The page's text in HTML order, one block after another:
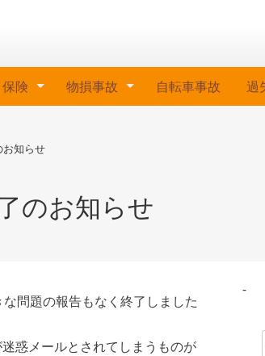
保険 物損事故 自転車事故 過
お知らせ
のお知らせ
問題の報告もなく終了しました
惑メールとされてしまうものが
-